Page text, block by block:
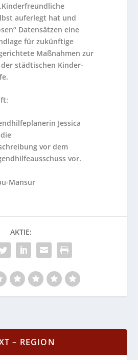
auferlegt hat und
Datensätzen eine
für zukünftige
Maßnahmen zur
städtischen Kinder-
Jessica
vor dem
vor.
Mansur
AKTIE:
– REGION